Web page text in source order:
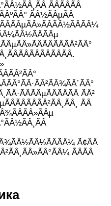
ÃÂÃÂÃÂ
ÃÂ½ÃÂµÃÂ
ÃÂ²
ÃÂ
Ã¢ÂÂ
ÃÂÃÂ